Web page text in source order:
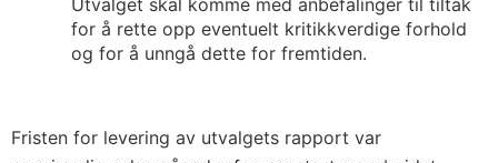
Utvalget skal komme med anbefalinger til tiltak
for å rette opp eventuelt kritikkverdige forhold
og for å unngå dette for fremtiden.
Fristen for levering av utvalgets rapport var